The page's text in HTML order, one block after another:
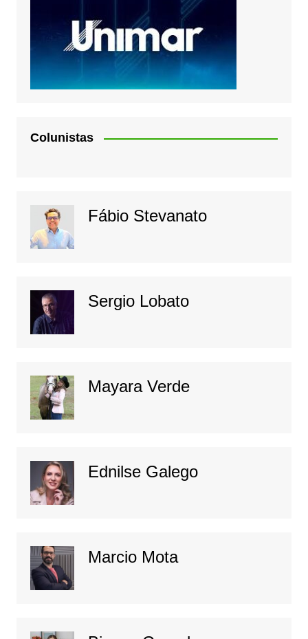
Colunistas
Fábio Stevanato
Sergio Lobato
Mayara Verde
Ednilse Galego
Marcio Mota